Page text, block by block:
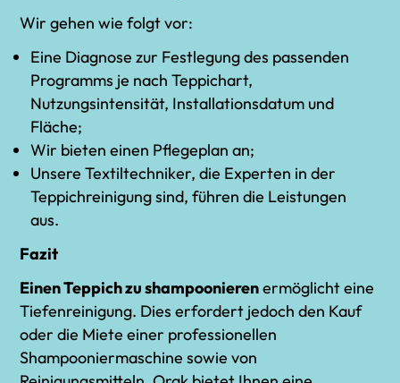
Wir gehen wie folgt vor:
Eine Diagnose zur Festlegung des passenden
Programms je nach Teppichart,
Nutzungsintensität, Installationsdatum und
Fläche;
Wir bieten einen Pflegeplan an;
Unsere Textiltechniker, die Experten in der
Teppichreinigung sind, führen die Leistungen
aus.
Fazit
Einen Teppich zu shampoonierenermöglicht eine
Tiefenreinigung. Dies erfordert jedoch den Kauf
oder die Miete einer professionellen
Shampooniermaschine sowie von